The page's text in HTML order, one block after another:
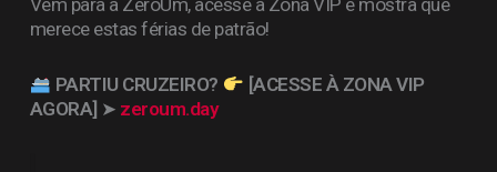
Vem para a ZeroUm, acesse à Zona VIP e mostra que
merece estas férias de patrão!
PARTIU CRUZEIRO?
[ACESSE À ZONA VIP
AGORA] ➤ zeroum.day